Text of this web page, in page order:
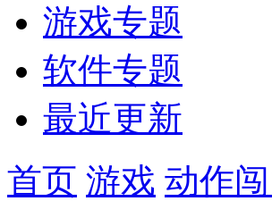
游戏专题
软件专题
最近更新
首页 游戏 动作